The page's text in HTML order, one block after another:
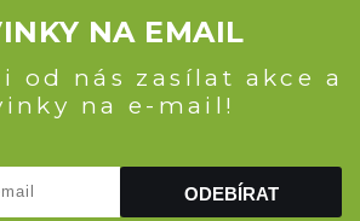
NA EMAIL
od nás zasílat akce a
na e-mail!
ODEBÍRAT